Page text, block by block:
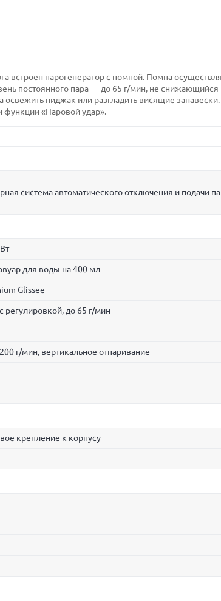
встроен парогенератор с помпой. Помпа
постоянного пара — до 65 г/мин, не снижающийся
пиджак или разгладить висящие
функции «Паровой удар».
система автоматического отключения и подачи
для воды на 400 мл
Glissee
регулировкой, до 65 г/мин
г/мин, вертикальное отпаривание
крепление к корпусу